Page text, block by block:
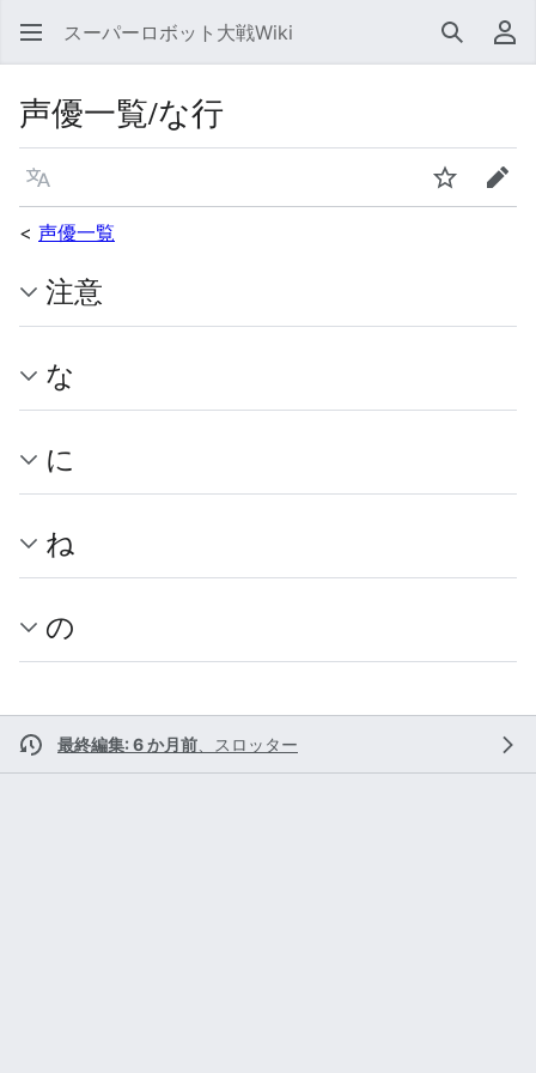
スーパーロボット大戦Wiki 検索 利
声優一覧/な行
言語 ウォッチ編集
< 声優一覧
注意
な
に
ね
の
最終編集: 6 か月前 スロッター